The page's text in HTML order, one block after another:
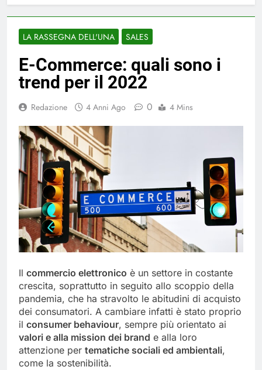
LA RASSEGNA DELL'UNA SALES
E-Commerce: quali sono i
trend per il 2022
Redazione 4 Anni Ago 0 4 Mins
Il commercio elettronico è un settore in costante
crescita, soprattutto in seguito allo scoppio della
pandemia, che ha stravolto le abitudini di acquisto
dei consumatori. A cambiare infatti è stato proprio
il consumer behaviour, sempre più orientato ai
valori e alla mission dei brand e alla loro
attenzione per tematiche sociali ed ambientali,
come la sostenibilità.